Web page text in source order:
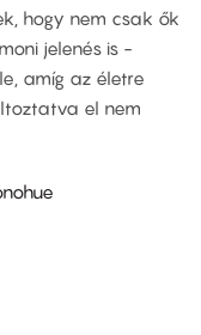
hogy nem csak ők
jelenés is -
amíg az életre
el nem